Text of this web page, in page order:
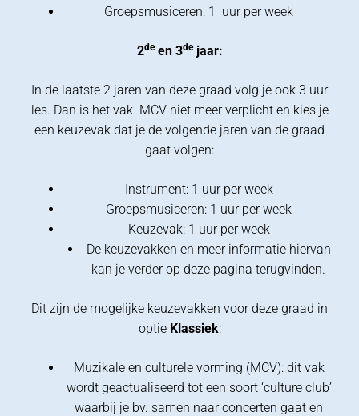
Groepsmusiceren: 1 uur per week
2deen 3dejaar:
In de laatste 2 jaren van deze graad volg je ook 3 uur
les. Dan is het vak MCV niet meer verplicht en kies je
een keuzevak dat je de volgende jaren van de graad
gaat volgen:
Instrument: 1 uur per week
Groepsmusiceren: 1 uur per week
Keuzevak: 1 uur per week
De keuzevakken en meer informatie hiervan
kan je verder op deze pagina terugvinden.
Dit zijn de mogelijke keuzevakken voor deze graad in
optie Klassiek:
Muzikale en culturele vorming (MCV): dit vak
wordt geactualiseerd tot een soort ‘culture club’
waarbij je bv. samen naar concerten gaat en